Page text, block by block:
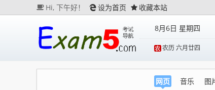
Hi, 下午好！ 设为首页 收藏本站
8月6日 星期四
农历 六月廿四
网页 音乐 图